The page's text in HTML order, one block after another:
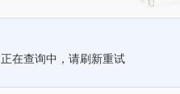
正在查询中，请刷新重试